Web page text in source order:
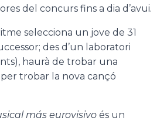
del concurs fins a dia d’avui.
selecciona un jove de 31
des d’un laboratori
haurà de trobar una
trobar la nova cançó
más eurovisivo és un